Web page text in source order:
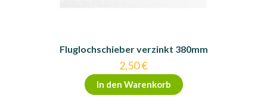
Fluglochschieber verzinkt 380mm
2,50€
In den Warenkorb